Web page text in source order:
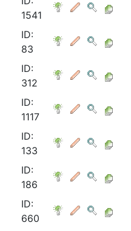
1541
ID:
83
ID:
312
ID:
1117
ID:
133
ID:
186
ID:
660